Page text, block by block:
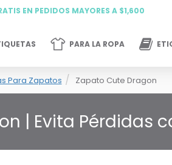
EN PEDIDOS MAYORES A $1,600
PARA LA ROPA
Para Zapatos Zapato Cute Dragon
| Evita Pérdidas